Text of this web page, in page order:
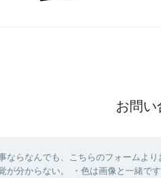
お問い
ならなんでも、こちらのフォームよ
が分からない。 ・色は画像と一緒で